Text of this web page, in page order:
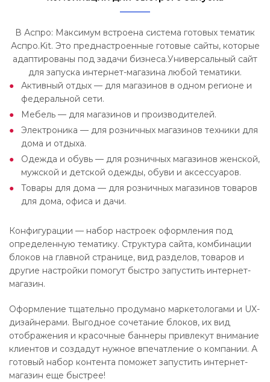
В Аспро: Максимум встроена система готовых тематик
Аспро.Kit. Это преднастроенные готовые сайты, которые
адаптированы под задачи бизнеса.Универсальный сайт
для запуска интернет-магазина любой тематики.
Активный отдых — для магазинов в одном регионе и
федеральной сети.
Мебель — для магазинов и производителей.
Электроника — для розничных магазинов техники для
дома и отдыха.
Одежда и обувь — для розничных магазинов женской,
мужской и детской одежды, обуви и аксессуаров.
Товары для дома — для розничных магазинов товаров
для дома, офиса и дачи.
Конфигурации — набор настроек оформления под
определенную тематику. Структура сайта, комбинации
блоков на главной странице, вид разделов, товаров и
другие настройки помогут быстро запустить интернет-
магазин.
Оформление тщательно продумано маркетологами и UX-
дизайнерами. Выгодное сочетание блоков, их вид
отображения и красочные баннеры привлекут внимание
клиентов и создадут нужное впечатление о компании. А
готовый набор контента поможет запустить интернет-
магазин еще быстрее!